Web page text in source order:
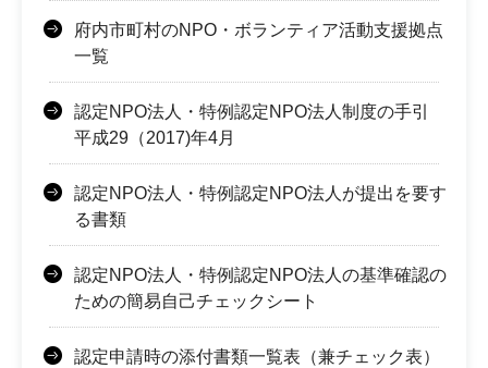
府内市町村のNPO・ボランティア活動支援拠点
一覧
認定NPO法人・特例認定NPO法人制度の手引
平成29（2017)年4月
認定NPO法人・特例認定NPO法人が提出を要す
る書類
認定NPO法人・特例認定NPO法人の基準確認の
ための簡易自己チェックシート
認定申請時の添付書類一覧表（兼チェック表）